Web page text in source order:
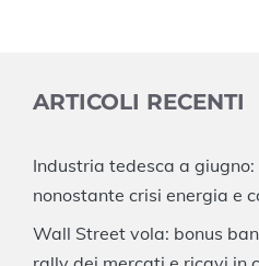
ARTICOLI RECENTI
Industria tedesca a
nonostante crisi energia e
Wall Street vola: bonus